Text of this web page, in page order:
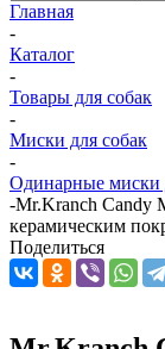
Главная
-
Каталог
-
Товары для собак
-
Миски для собак
-
Одинарные миски
-Mr.Kranch Candy
керамическим
Поделиться